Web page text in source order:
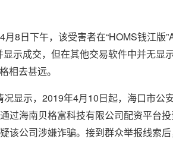
8日下午，该受害者在“HOMS钱江版
示成交，但在其他交易软件中并无显
相去甚远。
况显示，2019年4月10日起，海口市公
过海南贝格富科技有限公司配资平台
该公司涉嫌诈骗。接到群众举报线索